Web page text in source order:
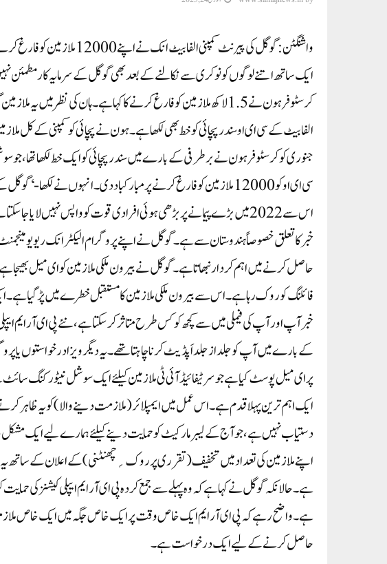
ایک ساتھ اتنے لوگوں کو نوکری سے نکالنے کے بعد بھی گوگل کے سرمایہ کار
کرسٹوفر ہون نے 1.5لاکھ ملازمین کو فارغ کرنے کا کہا ہے۔ ہان کی
جنوری کو کرسٹوفر ہون نے برطرفی کے بارے میں سندر پچائی کو ایک خط لکھا تھا،
اس سے 2022 میں بڑے پیمانے پر بڑھی ہوئی افرادی قوت کو واپس نہیں
خبر کا تعلق خصوصاً ہندوستان سے ہے۔ گوگل نے اپنے پروگرام الیکٹرانک ریویو
حاصل کرنے میں اہم کردار نبھاتا ہے۔ گوگل نے بیرون ملکی ملازمین کو ای میل بھیجا
فائلنگ کو روک رہا ہے۔ اس سے بیرون ملکی ملازمین کا مستقبل خطرے میں پڑ گیا
خبر آپ اور آپ کی فیملی میں سے کچھ کو کس طرح متاثر کر سکتا ہے، نئے پی ای آر ایم
کے بارے میں آپ کو جلد از جلد اَپڈیٹ کرنا چاہتا تھے۔ یہ دیگر ویزا درخواستوں یا
پر ای میل پوسٹ کیا ہے جو سرٹیفائیڈ آئی ٹی ملازمین کیلئے ایک سوشل نیٹورکنگ
ایک اہم ترین پہلا قدم ہے۔ اس عمل میں ایمپلائر (ملازمت دینے والا) کو یہ ظاہر
دستیاب نہیں ہے، جو آج کے لیبر مارکیٹ کو حمایت دینے کیلئے ہمارے لیے ایک
اپنے ملازمین کی تعداد میں تخفیف (تقرری پر روک؍چھنٹنی) کے اعلان کے ساتھ
ہے۔ واضح رہے کہ پی ای آر ایم ایک خاص وقت پر ایک خاص جگہ میں ایک خاص
حاصل کرنے کے لیے ایک درخواست ہے۔